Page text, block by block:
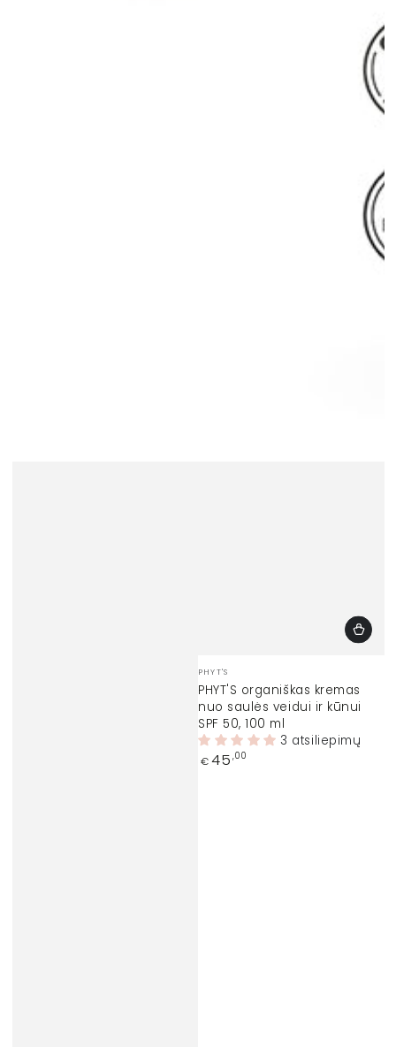
Prekinis
ženklas:
PHYT'S
PHYT'S organiškas kremas
nuo saulės veidui ir kūnui
SPF 50, 100 ml
3 atsiliepimų
Įprasta
€ 45 ,00